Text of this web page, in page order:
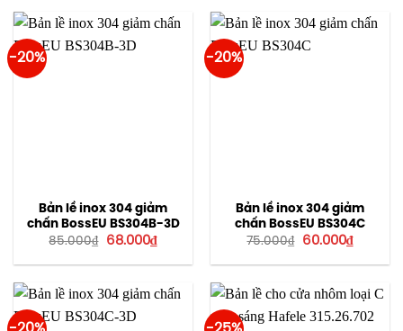
68.000₫.
-20%
Bản lề inox 304 giảm
chấn BossEU BS304B-3D
85.000₫
Giá
là:
68.000₫Giá
tại
68.000₫.
-20%
Bản lề inox 304 giảm
chấn BossEU BS304C
75.000₫
Giá
là:
60.000₫Giá
tại